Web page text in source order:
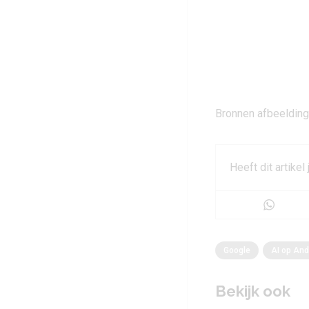
Bronnen
Heeft dit artikel
Bekijk ook